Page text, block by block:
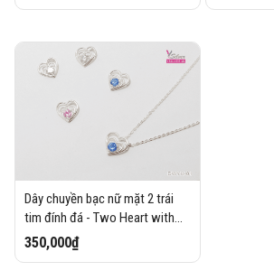
Dây chuyền bạc nữ mặt 2 trái
tim đính đá - Two Heart with
stone
350,000₫